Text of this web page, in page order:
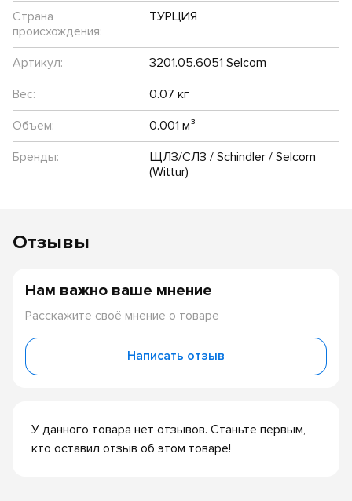
Страна
происхождения:
ТУРЦИЯ
Артикул:
3201.05.6051 Selcom
Вес:
0.07 кг
Объем:
0.001 м³
Бренды:
ЩЛЗ/СЛЗ / Schindler / Selcom
(Wittur)
Отзывы
У данного товара нет отзывов. Станьте первым,
кто оставил отзыв об этом товаре!
Нам важно ваше мнение
Расскажите своё мнение о товаре
Написать отзыв